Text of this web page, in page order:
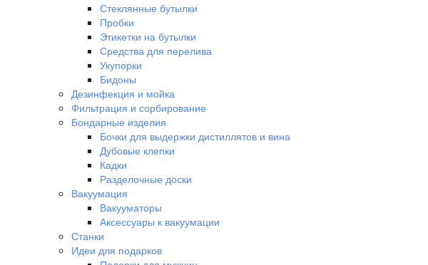
Стеклянные бутылки
Пробки
Этикетки на бутылки
Средства для перелива
Укупорки
Бидоны
Дезинфекция и мойка
Фильтрация и сорбирование
Бондарные изделия
Бочки для выдержки дистиллятов и вина
Дубовые клепки
Кадки
Разделочные доски
Вакуумация
Вакууматоры
Аксессуары к вакуумации
Станки
Идеи для подарков